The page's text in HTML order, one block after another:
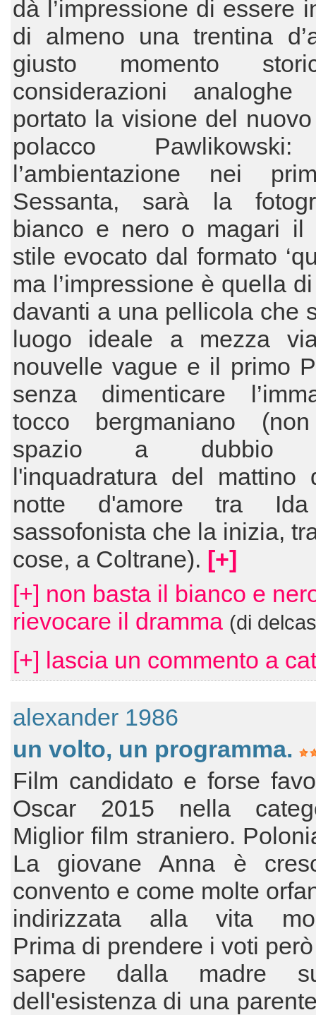
dà l’impressione di essere
di almeno una trentina
giusto momento
considerazioni
portato la visione del
polacco
l’ambientazione nei
Sessanta, sarà la
bianco e nero o magari il
stile evocato dal formato
ma l’impressione è quella
davanti a una pellicola che
luogo ideale a mezza
nouvelle vague e il primo
senza dimenticare
tocco bergmaniano
spazio a dubbio
l'inquadratura del mattino
notte d'amore tra
sassofonista che la inizia,
cose, a Coltrane). [+]
[+] non basta il bianco e
rievocare il dramma (di
[+] lascia un commento a
alexander 1986
un volto, un programma.
Film candidato e forse
Oscar 2015 nella
Miglior film straniero.
La giovane Anna è
convento e come molte
indirizzata alla vita
Prima di prendere i voti
sapere dalla madre
dell'esistenza di una